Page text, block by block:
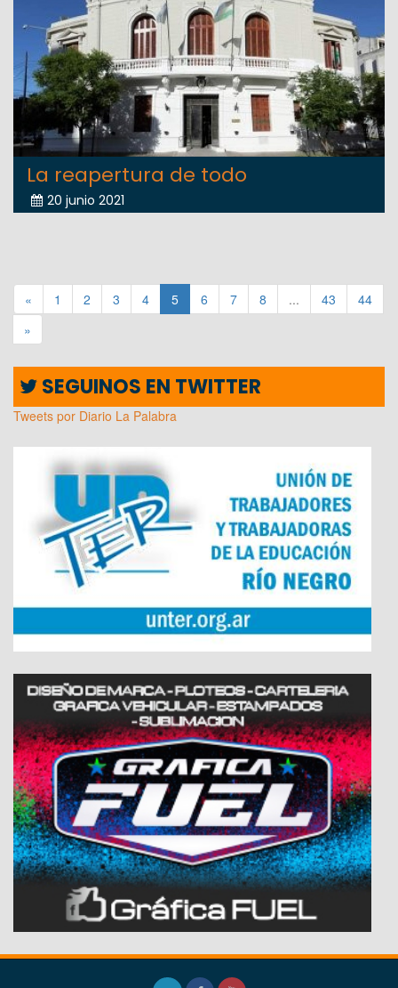
La reapertura de todo
20 junio 2021
« 1 2 3 4 5 6 7 8 ... 43
44
»
SEGUINOS EN TWITTER
Tweets por Diario La Palabra